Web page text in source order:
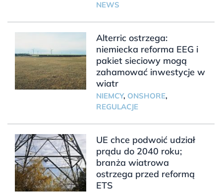
NEWS
Alterric ostrzega:
niemiecka reforma EEG i
pakiet sieciowy mogą
zahamować inwestycje w
wiatr
NIEMCY, ONSHORE,
REGULACJE
UE chce podwoić udział
prądu do 2040 roku;
branża wiatrowa
ostrzega przed reformą
ETS